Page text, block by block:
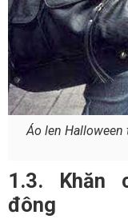
Áo len
1.3. Khăn
đông